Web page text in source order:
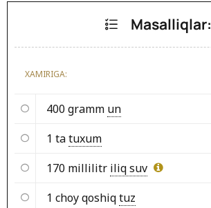
Masalliqlar:
XAMIRIGA:
400 gramm un
1 tatuxum
170 millilitr iliq suv
1 choy qoshiqtuz